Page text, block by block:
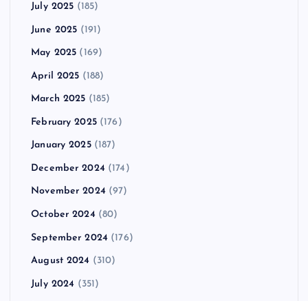
July 2025 (185)
June 2025 (191)
May 2025 (169)
April 2025 (188)
March 2025 (185)
February 2025(176)
January 2025(187)
December 2024 (174)
November 2024 (97)
October 2024 (80)
September 2024 (176)
August 2024 (310)
July 2024 (351)